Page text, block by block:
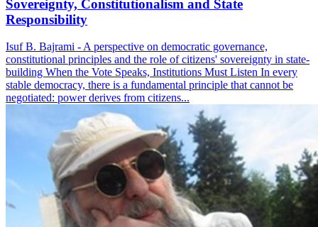
Sovereignty, Constitutionalism and State
Responsibility
Isuf B. Bajrami - A perspective on democratic governance,
constitutional principles and the role of citizens' sovereignty in state-
building When the Vote Speaks, Institutions Must Listen In every
stable democracy, there is a fundamental principle that cannot be
negotiated: power derives from citizens...